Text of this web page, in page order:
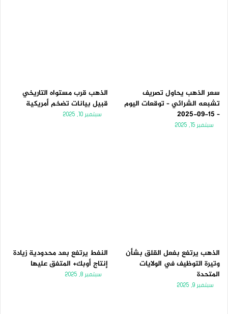
سعر الذهب يحاول تصريف
تشبعه الشرائي – توقعات اليوم
– 15-09-2025
سبتمبر 15, 2025
الذهب قرب مستواه التاريخي
قبيل بيانات تضخم أمريكية
سبتمبر 10, 2025
الذهب يرتفع بفعل القلق بشأن
وتيرة التوظيف في الولايات
المتحدة
سبتمبر 9, 2025
النفط يرتفع بعد محدودية زيادة
إنتاج أوبك+ المتفق عليها
سبتمبر 8, 2025